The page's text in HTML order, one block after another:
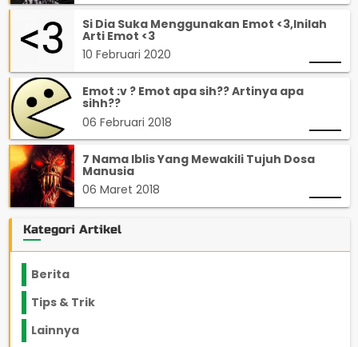
Si Dia Suka Menggunakan Emot <3,Inilah
Arti Emot <3
10 Februari 2020
Emot :v ? Emot apa sih?? Artinya apa
sihh??
06 Februari 2018
7 Nama Iblis Yang Mewakili Tujuh Dosa
Manusia
06 Maret 2018
Kategori Artikel
Berita
Tips & Trik
Lainnya